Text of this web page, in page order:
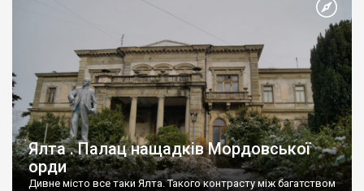
Ялта . Палац нащадків Мордовської
орди
Дивне місто все таки Ялта. Такого контрасту між багатством